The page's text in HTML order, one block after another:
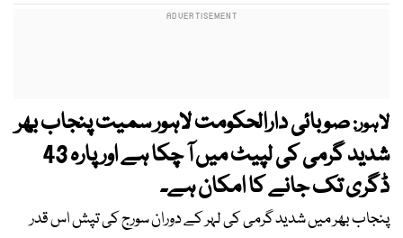
لاہور:صوبائی دارالحکومت لاہور سمیت پنجاب بھر
شدید گرمی کی لپیٹ میں آ چکا ہے اور پارہ 43
ڈگری تک جانے کا امکان ہے۔
پنجاب بھر میں شدید گرمی کی لہر کے دوران سورج کی تپش اس قدر